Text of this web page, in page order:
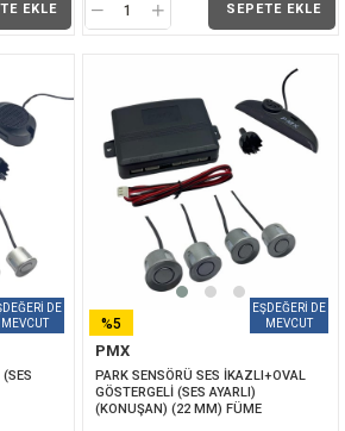
EKLE SEPETE EKLE
PMX
PARK SENSÖRÜ SES İKAZLI+OVAL
GÖSTERGELİ (SES AYARLI)
(KONUŞAN) (22 MM) FÜME
%5
İNDIRIM